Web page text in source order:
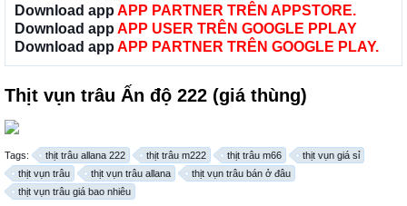
Download app APP PARTNER TRÊN APPSTORE.
Download app APP USER TRÊN GOOGLE PPLAY
Download app APP PARTNER TRÊN GOOGLE PLAY.
Thịt vụn trâu Ấn độ 222 (giá thùng)
Tags: thịt trâu allana 222 thịt trâu m222 thịt trâu m66
thịt vụn giá sỉ
thịt vụn trâu
thịt vụn trâu allana
thịt vụn trâu bán ở đâu
thịt vụn trâu giá bao nhiêu